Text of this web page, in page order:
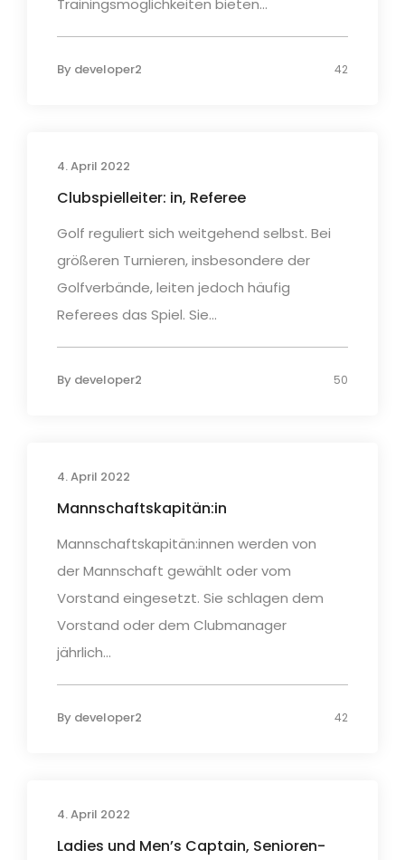
Trainingsmöglichkeiten bieten...
By developer2 42
4. April 2022
Clubspielleiter: in, Referee
Golf reguliert sich weitgehend selbst. Bei
größeren Turnieren, insbesondere der
Golfverbände, leiten jedoch häufig
Referees das Spiel. Sie...
By developer2 50
4. April 2022
Mannschaftskapitän:in
Mannschaftskapitän:innen werden von
der Mannschaft gewählt oder vom
Vorstand eingesetzt. Sie schlagen dem
Vorstand oder dem Clubmanager
jährlich...
By developer2 42
4. April 2022
Ladies und Men’s Captain, Senioren-